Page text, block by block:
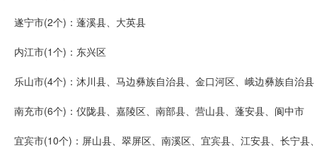
遂宁市(2个)：蓬溪县、大英县
内江市(1个)：东兴区
乐山市(4个)：沐川县、马边彝族自治县、金口河区、峨边彝族自治县
南充市(6个)：仪陇县、嘉陵区、南部县、营山县、蓬安县、阆中市
宜宾市(10个)：屏山县、翠屏区、南溪区、宜宾县、江安县、长宁县